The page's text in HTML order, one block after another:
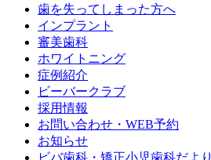
歯を失ってしまった方へ
インプラント
審美歯科
ホワイトニング
症例紹介
ビーバークラブ
採用情報
お問い合わせ・WEB予約
お知らせ
ビバ歯科・矯正小児歯科だより